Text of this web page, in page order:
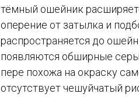
тёмный ошейник
оперение от затылка и
распространяется до
появляются обширные
пере похожа на окраску
отсутствует чешуйчатый